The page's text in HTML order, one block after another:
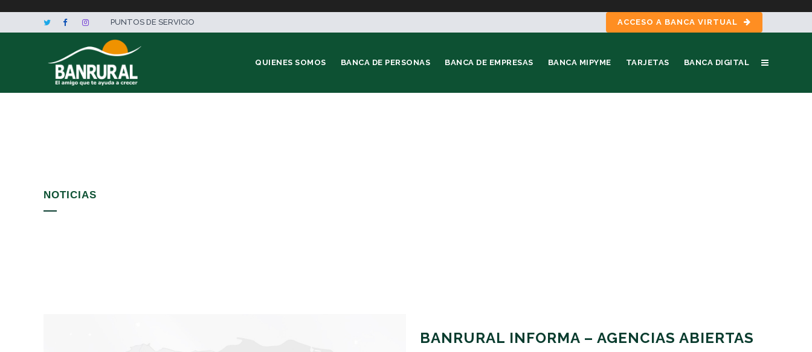
PUNTOS DE SERVICIO ACCESO A BANCA VIRTUAL
QUIENES SOMOS BANCA DE PERSONAS BANCA DE EMPRESAS BANCA MIPYME TARJETAS BANCA DIGITAL
NOTICIAS
BANRURAL INFORMA – AGENCIAS ABIERTAS